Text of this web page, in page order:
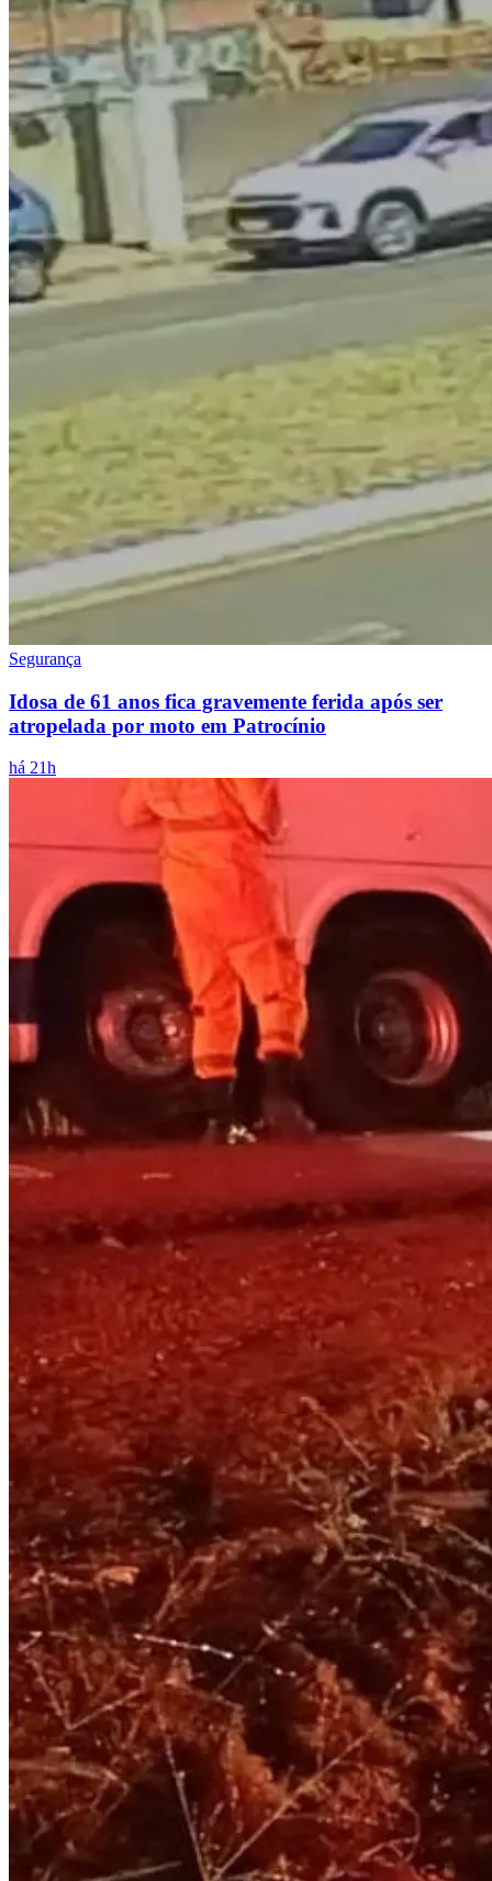
Segurança
Idosa de 61 anos fica gravemente ferida após ser
atropelada por moto em Patrocínio
há 21h